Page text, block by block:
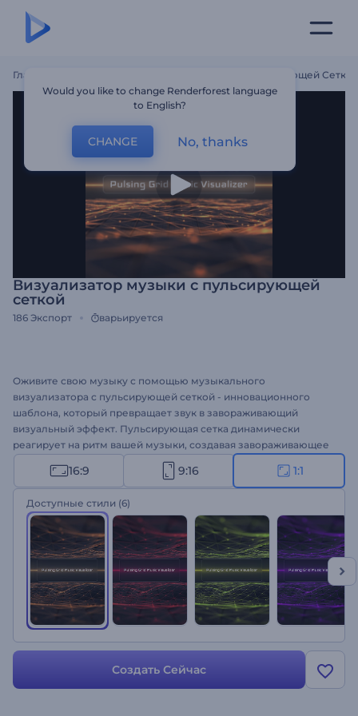
Главная Визуализатор Музыки С Пульсирующей Сеткой
Визуализатор музыки с пульсирующей
сеткой
186 Экспорт варьируется
Оживите свою музыку с помощью музыкального
визуализатора с пульсирующей сеткой - инновационного
шаблона, который превращает звук в завораживающий
визуальный эффект. Пульсирующая сетка динамически
реагирует на ритм вашей музыки, создавая завораживающее
отображение цвета и движения. Настройте визуализатор с
помощью любимого трека, песни и имени исполнителя, и
пусть пульсирующие сетки оживят вашу музыку. Идеально
подходит для диджеев, музыкальных продюсеров и
музыкантов, которые хотят улучшить свое музыкальное
присутствие. Попробуйте прямо сейчас!
16:9 9:16 1:1
Доступные стили (6)
Создать Сейчас
Would you like to change Renderforest language
to English?
CHANGE No, thanks